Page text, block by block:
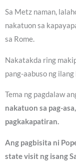
Sa Metz naman,
nakatuon sa
sa Rome.
Nakatakda ring
pang-aabuso ng
Tema ng pagdalaw
nakatuon sa pag-
pagkakapatiran.
Ang pagbisita ni
state visit ng isang